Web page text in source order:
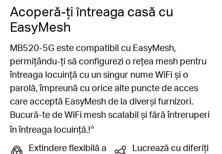
Acoperă-ți întreaga casă cu
EasyMesh
MB520-5G este compatibil cu EasyMesh,
permițându-ți să configurezi o rețea mesh pentru
întreaga locuință cu un singur nume WiFi și o
parolă, împreună cu orice alte puncte de acces
care acceptă EasyMesh de la diverși furnizori.
Bucură-te de WiFi mesh scalabil și fără întreruperi
în întreaga locuință.!△
Extindere flexibilă a
Lucrează cu diferiți